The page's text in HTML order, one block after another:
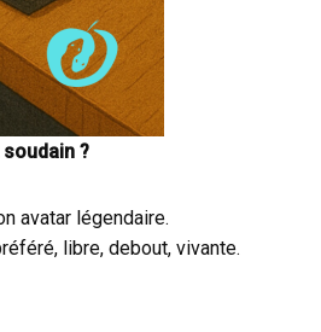
?
avatar légendaire.
libre, debout, vivante.